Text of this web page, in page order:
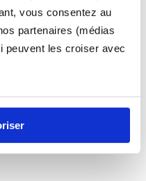
vous consentez au
partenaires (médias
peuvent les croiser avec